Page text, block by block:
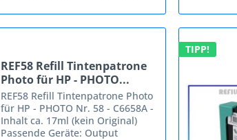
REF58 Refill Tintenpatrone
Photo für HP - PHOTO...
REF58 Refill Tintenpatrone Photo
für HP - PHOTO Nr. 58 - C6658A -
Inhalt ca. 17ml (kein Original)
Passende Geräte: Output
TIPP!